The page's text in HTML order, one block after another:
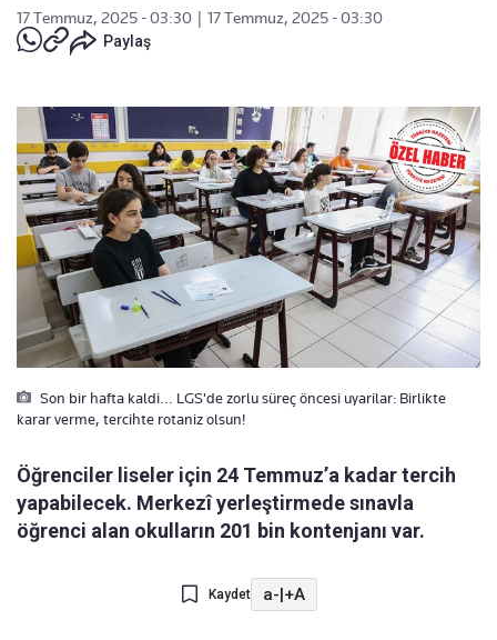
17 Temmuz, 2025 - 03:30
17 Temmuz, 2025 - 03:30
Paylaş
Son bir hafta kaldi... LGS'de zorlu süreç öncesi uyarilar: Birlikte
karar verme, tercihte rotaniz olsun!
Öğrenciler liseler için 24 Temmuz’a kadar tercih
yapabilecek. Merkezî yerleştirmede sınavla
öğrenci alan okulların 201 bin kontenjanı var.
Kaydet a-|+A